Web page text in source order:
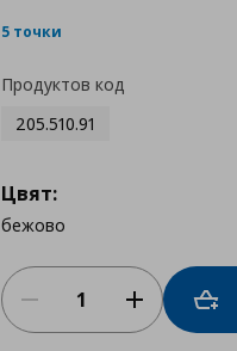
5 точки
Продуктов код
205.510.91
Цвят:
бежово